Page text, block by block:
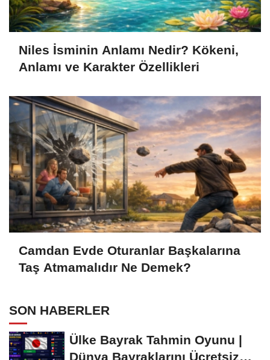
Niles İsminin Anlamı Nedir? Kökeni,
Anlamı ve Karakter Özellikleri
Camdan Evde Oturanlar Başkalarına
Taş Atmamalıdır Ne Demek?
SON HABERLER
Ülke Bayrak Tahmin Oyunu |
Dünya Bayraklarını Ücretsiz